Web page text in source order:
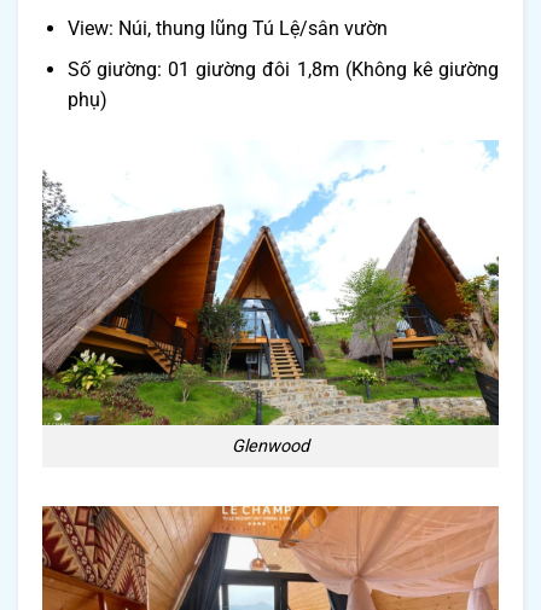
View: Núi, thung lũng Tú Lệ/sân vườn
Số giường: 01 giường đôi 1,8m (Không kê giường
phụ)
Glenwood